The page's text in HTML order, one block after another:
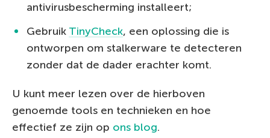
antivirusbescherming installeert;
Gebruik TinyCheck, een oplossing die is
ontworpen om stalkerware te detecteren
zonder dat de dader erachter komt.
U kunt meer lezen over de hierboven
genoemde tools en technieken en hoe
effectief ze zijn op ons blog.